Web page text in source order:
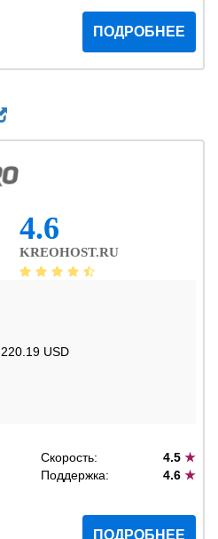
ПОДРОБНЕЕ
4.6
KREOHOST.RU
220.19 USD
Скорость: 4.5 ★
Поддержка: 4.6 ★
ПОДРОБНЕЕ